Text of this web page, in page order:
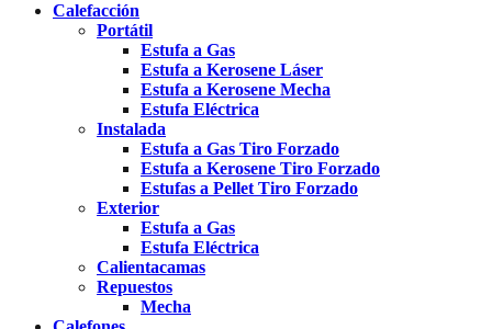
Calefacción
Portátil
Estufa a Gas
Estufa a Kerosene Láser
Estufa a Kerosene Mecha
Estufa Eléctrica
Instalada
Estufa a Gas Tiro Forzado
Estufa a Kerosene Tiro Forzado
Estufas a Pellet Tiro Forzado
Exterior
Estufa a Gas
Estufa Eléctrica
Calientacamas
Repuestos
Mecha